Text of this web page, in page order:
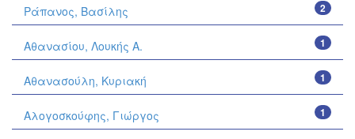
2
Ράπανος, Βασίλης
1
Αθανασίου, Λουκής Α.
1
Αθανασούλη, Κυριακή
1
Αλογοσκούφης, Γιώργος